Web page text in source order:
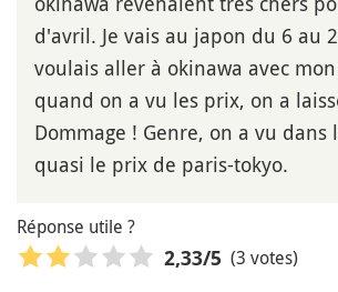
d'avril. Je vais au japon du 6 au
voulais aller à okinawa avec
quand on a vu les prix, on a
Dommage ! Genre, on a vu dans
quasi le prix de paris-tokyo.
Réponse utile ?
2,33/5 (3 votes)